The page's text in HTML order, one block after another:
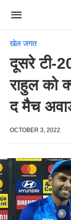
खेल जगत
दूसरे टी-
राहुल को
द मैच
OCTOBER 3, 2022